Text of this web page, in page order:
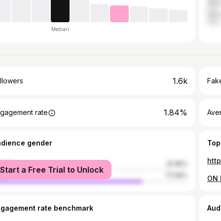
Median
1.6k
rate 1.84%
gender
Start a Free Trial to Unlock
rate benchmark